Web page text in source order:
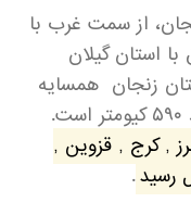
از سمت غرب با
استان گیلان
زنجان همسایه
, کرج , قزوین ,
رسید.